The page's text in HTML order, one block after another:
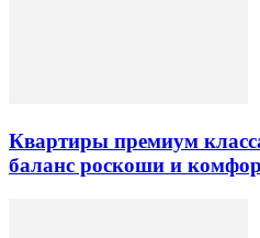
Квартиры премиум
баланс роскоши и